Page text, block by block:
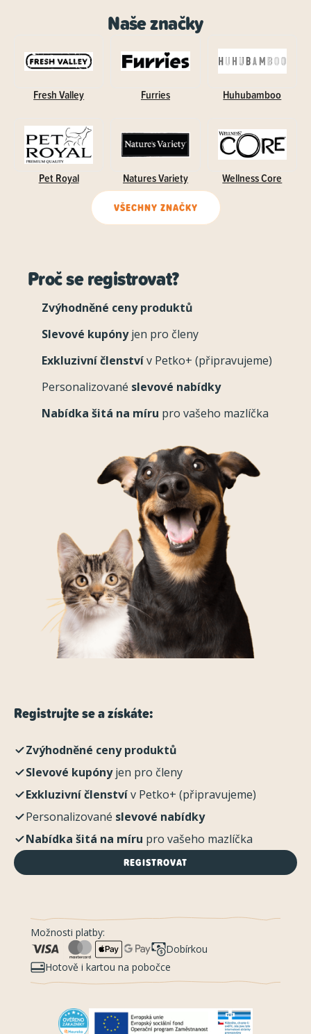
Naše značky
Fresh Valley Furries Huhubamboo
Pet Royal Natures Variety Wellness Core
VŠECHNY ZNAČKY
Proč se registrovat?
Zvýhodněné ceny produktů
Slevové kupónyjen pro členy
Exkluzivní členstvív Petko+ (připravujeme)
Personalizované slevové nabídky
Nabídka šitá na míru pro vašeho mazlíčka
Registrujte se a získáte:
Zvýhodněné ceny produktů
Slevové kupónyjen pro členy
Exkluzivní členstvív Petko+ (připravujeme)
Personalizované slevové nabídky
Nabídka šitá na míru pro vašeho mazlíčka
REGISTROVAT
Možnosti platby:
Dobírkou
Hotově i kartou na pobočce